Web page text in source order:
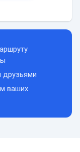
друзьями
ваших